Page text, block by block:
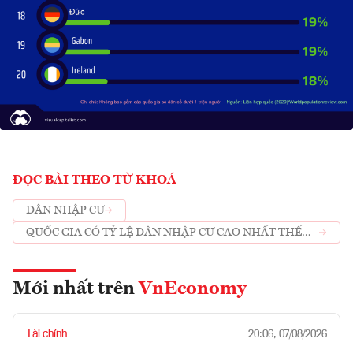
ĐỌC BÀI THEO TỪ KHOÁ
DÂN NHẬP CƯ
QUỐC GIA CÓ TỶ LỆ DÂN NHẬP CƯ CAO NHẤT THẾ
Mới nhất trên VnEconomy
Tài chính 20:06, 07/08/2026